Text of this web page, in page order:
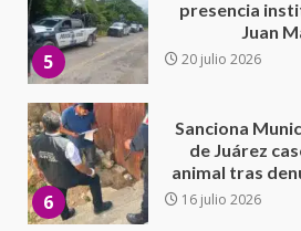
6
de Juárez
animal tras
16 julio 2026
7
California;